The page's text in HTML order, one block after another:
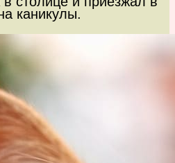
каникулы.